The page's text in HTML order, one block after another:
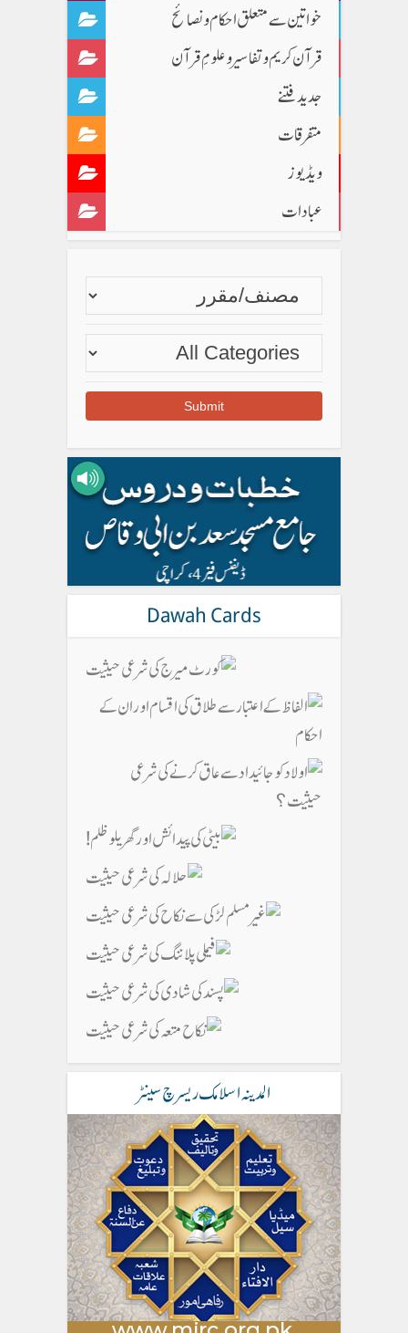
خواتین سے متعلق احکام و نصائح
قرآن کریم و تفاسیر و علومِ قرآن
جدید فتنے
متفرقات
ویڈیوز
عبادات
Dawah Cards
المدینہ اسلامک ریسرچ سینٹر